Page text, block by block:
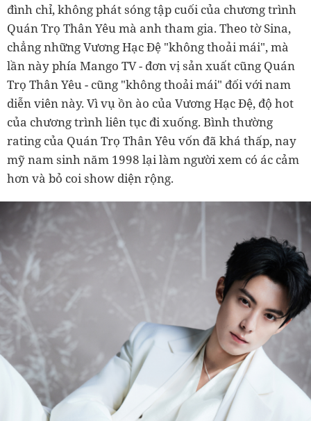
đình chỉ, không phát sóng tập cuối của chương trình
Quán Trọ Thân Yêu mà anh tham gia. Theo tờ Sina,
chẳng những Vương Hạc Đệ "không thoải mái", mà
lần này phía Mango TV - đơn vị sản xuất cũng Quán
Trọ Thân Yêu - cũng "không thoải mái" đối với nam
diễn viên này. Vì vụ ồn ào của Vương Hạc Đệ, độ hot
của chương trình liên tục đi xuống. Bình thường
rating của Quán Trọ Thân Yêu vốn đã khá thấp, nay
mỹ nam sinh năm 1998 lại làm người xem có ác cảm
hơn và bỏ coi show diện rộng.